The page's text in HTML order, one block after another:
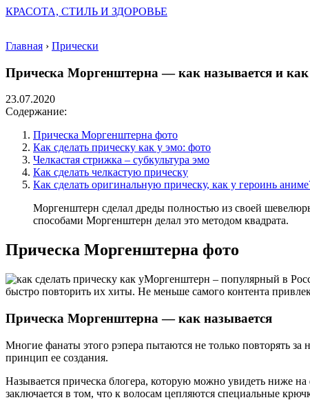
КРАСОТА, СТИЛЬ И ЗДОРОВЬЕ
Главная › Прически
Прическа Моргенштерна — как называется и как
23.07.2020
Содержание:
Прическа Моргенштерна фото
Как сделать прическу как у эмо: фото
Челкастая стрижка – субкультура эмо
Как сделать челкастую прическу
Как сделать оригинальную прическу, как у героинь
Моргенштерн сделал дреды полностью из своей
способами Моргенштерн делал это методом квадрата.
Прическа Моргенштерна фото
Моргенштерн – популярный в
быстро повторить их хиты. Не меньше самого контента
Прическа Моргенштерна — как называется
Многие фанаты этого рэпера пытаются не только повторять
принцип ее создания.
Называется прическа блогера, которую можно увидеть ниже
заключается в том, что к волосам цепляются специальные